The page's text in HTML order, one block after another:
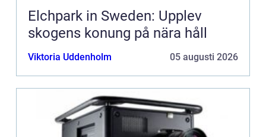
Elchpark in Sweden: Upplev
skogens konung på nära håll
Viktoria Uddenholm 05 augusti 2026